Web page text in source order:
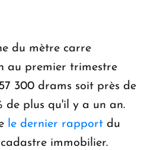
du mètre carre
au premier trimestre
300 drams soit près de
de plus qu'il y a un an.
le dernier rapport du
immobilier.